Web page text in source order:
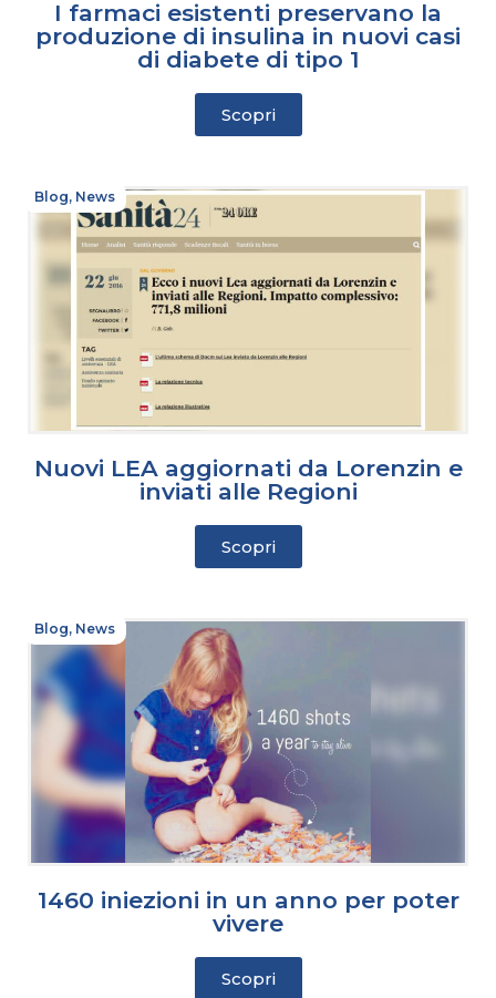
I farmaci esistenti preservano la
produzione di insulina in nuovi casi
di diabete di tipo 1
Scopri
Blog, News
Nuovi LEA aggiornati da Lorenzin e
inviati alle Regioni
Scopri
Blog, News
1460 iniezioni in un anno per poter
vivere
Scopri